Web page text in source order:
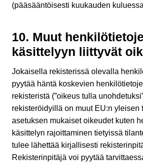
(pääsääntöisesti kuukauden
10. Muut
käsittelyyn liittyvät
Jokaisella rekisterissä olevalla
pyytää häntä koskevien
rekisteristä (”oikeus tulla
rekisteröidyillä on muut EU:n yleisen
asetuksen mukaiset oikeudet kuten
käsittelyn rajoittaminen tietyissä
tulee lähettää kirjallisesti
Rekisterinpitäjä voi pyytää